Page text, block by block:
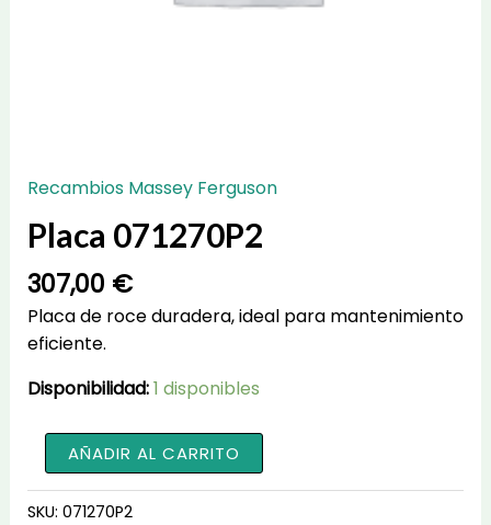
Recambios Massey Ferguson
Placa 071270P2
307,00 €
Placa de roce duradera, ideal para mantenimiento
eficiente.
Disponibilidad:1 disponibles
Placa
071270P2
cantidad
AÑADIR AL CARRITO
SKU: 071270P2